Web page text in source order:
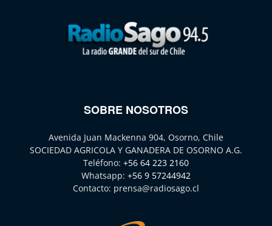
SOBRE NOSOTROS
Avenida Juan Mackenna 904, Osorno, Chile
SOCIEDAD AGRICOLA Y GANADERA DE OSORNO A.G.
Teléfono: +56 64 223 2160
Whatsapp: +56 9 57244942
Contacto: prensa@radiosago.cl